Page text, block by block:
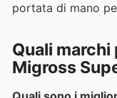
portata di mano
Quali
Migross